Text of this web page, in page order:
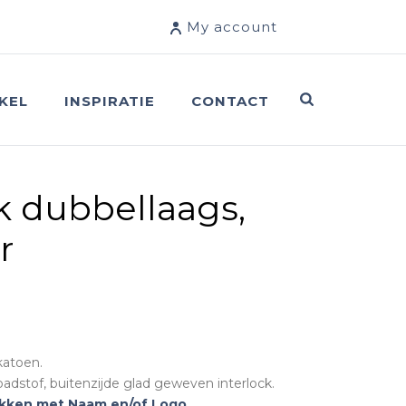
My account
INSPIRATIE CONTACT
dubbellaags,
buitenzijde glad geweven interlock.